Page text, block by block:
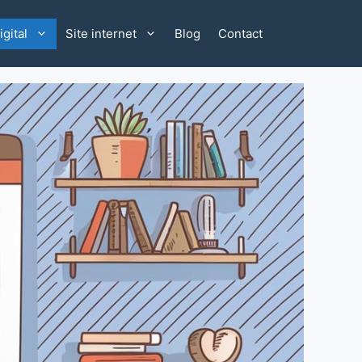
Site internet Blog Contact